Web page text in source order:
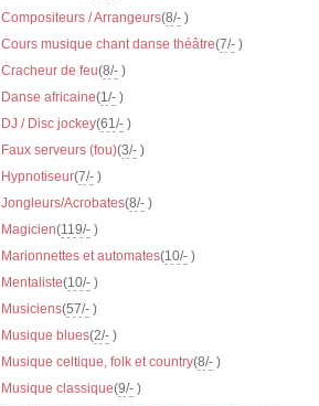
Compositeurs / Arrangeurs(8/- )
Cours musique chant danse théâtre(7/- )
Cracheur de feu(8/- )
Danse africaine(1/- )
DJ / Disc jockey(61/- )
Faux serveurs (fou)(3/- )
Hypnotiseur(7/- )
Jongleurs/Acrobates(8/- )
Magicien(119/- )
Marionnettes et automates(10/- )
Mentaliste(10/- )
Musiciens(57/- )
Musique blues(2/- )
Musique celtique, folk et country(8/- )
Musique classique(9/- )